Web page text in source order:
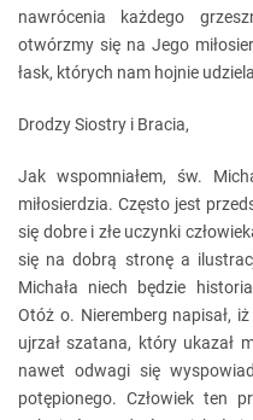
nawrócenia każdego
otwórzmy się na Jego
łask, których nam hojnie
Drodzy Siostry i Bracia,
Jak wspomniałem, św.
miłosierdzia. Często jest
się dobre i złe uczynki
się na dobrą stronę a
Michała niech będzie
Otóż o. Nieremberg napisał,
ujrzał szatana, który ukazał
nawet odwagi się
potępionego. Człowiek ten